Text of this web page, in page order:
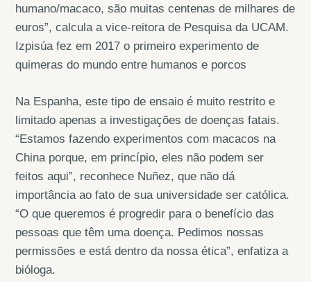
humano/macaco, são muitas centenas de milhares de
euros”, calcula a vice-reitora de Pesquisa da UCAM.
Izpisúa fez em 2017 o primeiro experimento de
quimeras do mundo entre humanos e porcos
Na Espanha, este tipo de ensaio é muito restrito e
limitado apenas a investigações de doenças fatais.
“Estamos fazendo experimentos com macacos na
China porque, em princípio, eles não podem ser
feitos aqui”, reconhece Nuñez, que não dá
importância ao fato de sua universidade ser católica.
“O que queremos é progredir para o benefício das
pessoas que têm uma doença. Pedimos nossas
permissões e está dentro da nossa ética”, enfatiza a
bióloga.